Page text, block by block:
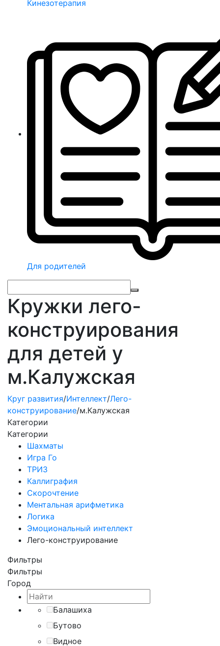
Кинезотерапия
Для родителей
Кружки лего-
конструирования
для детей у
м.Калужская
Круг развития/Интеллект/Лего-
конструирование/м.Калужская
Категории
Категории
Шахматы
Игра Го
ТРИЗ
Каллиграфия
Скорочтение
Ментальная арифметика
Логика
Эмоциональный интеллект
Лего-конструирование
Фильтры
Фильтры
Город
Балашиха
Бутово
Видное